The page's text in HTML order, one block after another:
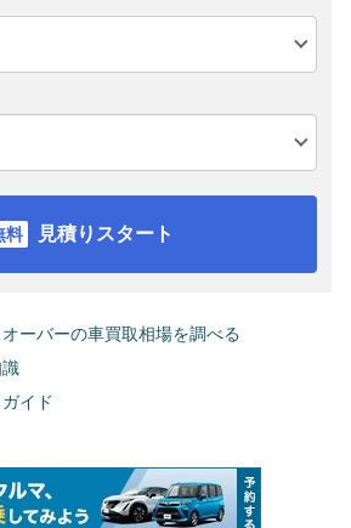
見積りスタート
ーバーの車買取相場を調べる
イド